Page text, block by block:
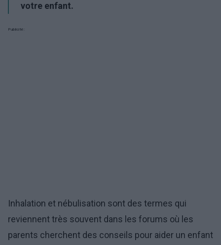
votre enfant.
Publicité:
Inhalation et nébulisation sont des termes qui
reviennent très souvent dans les forums où les
parents cherchent des conseils pour aider un enfant